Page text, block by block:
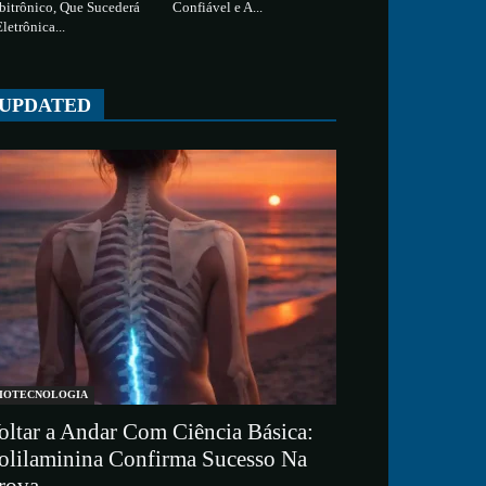
Que Sucederá
Confiável e A...
a Andar Com Ciência Básica:
Confirma Sucesso Na